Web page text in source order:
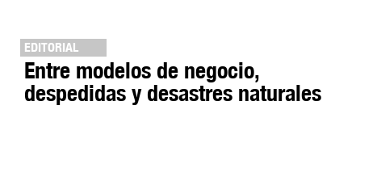
EDITORIAL
Entre modelos de negocio,
despedidas y desastres naturales